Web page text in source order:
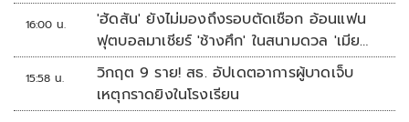
16:00 น.
'ฮัดสัน' ยังไม่มองถึงรอบตัดเชือก อ้อนแฟน
ฟุตบอลมาเชียร์ 'ช้างศึก' ในสนามดวล 'เมีย
นมา'
15:58 น.
วิกฤต 9 ราย! สธ. อัปเดตอาการผู้บาดเจ็บ
เหตุกราดยิงในโรงเรียน